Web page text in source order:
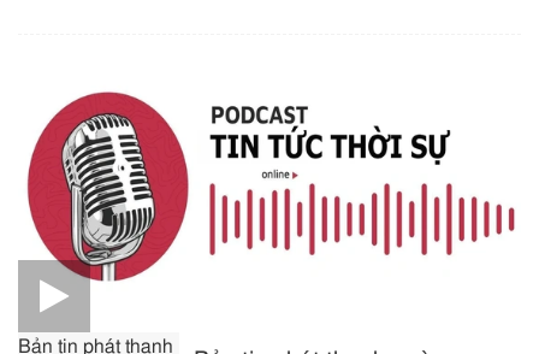
Bản tin phát thanh